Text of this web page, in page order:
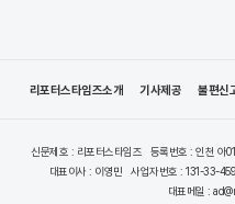
리포터스타임즈소개 기사제공 불편신
신문제호 : 리포터스타임즈 등록번호 : 인천 아
대표이사 : 이영민
사업자번호 : 131-33-
대표메일 :